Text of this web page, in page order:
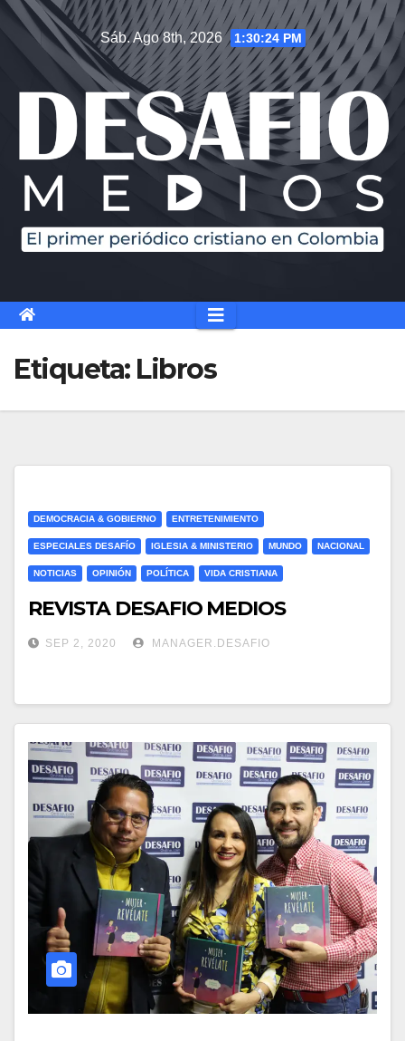
Saltar
contenido
Sáb. Ago 8th, 2026 1:30:25 PM
Etiqueta: Libros
DEMOCRACIA & GOBIERNO ENTRETENIMIENTO
ESPECIALES DESAFÍO IGLESIA & MINISTERIO MUNDO NACIONAL
NOTICIAS OPINIÓN POLÍTICA VIDA CRISTIANA
REVISTA DESAFIO MEDIOS
SEP 2, 2020 MANAGER.DESAFIO